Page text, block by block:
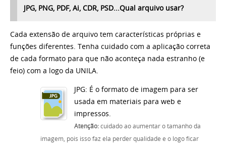
JPG, PNG, PDF, Ai, CDR, PSD...Qual arquivo usar?
Cada extensão de arquivo tem características próprias e
funções diferentes. Tenha cuidado com a aplicação correta
de cada formato para que não aconteça nada estranho (e
feio) com a logo da UNILA.
JPG: É o formato de imagem para ser
usada em materiais para web e
impressos.
Atenção:cuidado ao aumentar o tamanho da
imagem, pois isso faz ela perder qualidade e o logo ficar